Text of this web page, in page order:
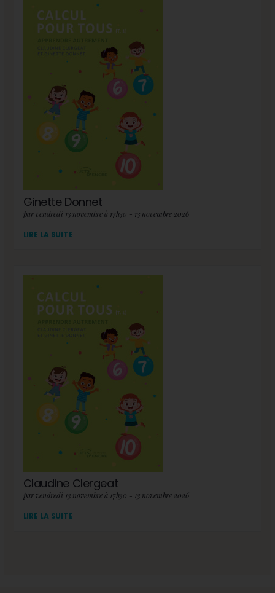
Ginette Donnet
par vendredi 13 novembre à 17h30 - 13 novembre 2026
LIRE LA SUITE
Claudine Clergeat
par vendredi 13 novembre à 17h30 - 13 novembre 2026
LIRE LA SUITE